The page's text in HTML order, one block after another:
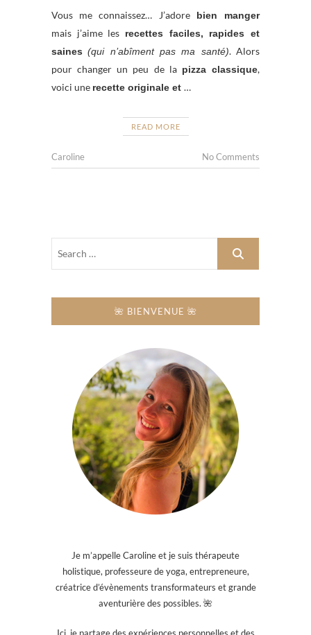
Vous me connaissez… J’adore bien manger
mais j’aime les recettes faciles, rapides et
saines (qui n’abîment pas ma santé). Alors
pour changer un peu de la pizza classique,
voici une recette originale et …
READ MORE
Caroline No Comments
🌺 BIENVENUE 🌺
Je m’appelle Caroline et je suis thérapeute
holistique, professeure de yoga, entrepreneure,
créatrice d’évènements transformateurs et grande
aventurière des possibles. 🌺